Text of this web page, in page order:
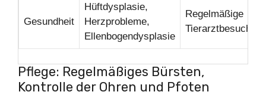
Gesundheit
Hüftdysplasie,
Herzprobleme,
Ellenbogendysplasie
Regelmäßige
Tierarztbesuche
Pflege: Regelmäßiges Bürsten,
Kontrolle der Ohren und Pfoten